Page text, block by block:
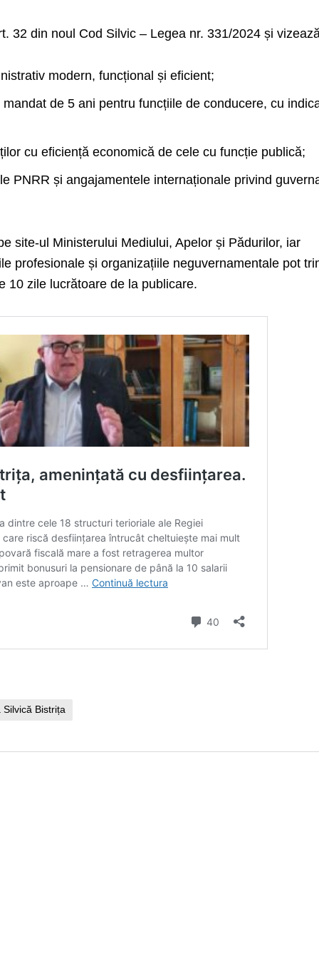
32 din noul Cod Silvic – Legea nr. 331/2024 și
modern, funcțional și eficient;
de 5 ani pentru funcțiile de conducere, cu
cu eficiență economică de cele cu funcție publică;
PNRR și angajamentele internaționale privind
site-ul Ministerului Mediului, Apelor și Pădurilor, iar
profesionale și organizațiile neguvernamentale pot
10 zile lucrătoare de la publicare.
Silvică Bistrița